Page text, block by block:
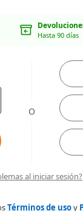
Hasta 90 días
O
al iniciar sesión?
Términos de usoy